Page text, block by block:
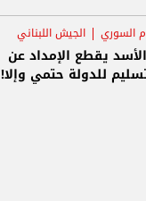
السوري الجيش اللبناني
يقطع الإمداد عن
للدولة حتمي وإلا!